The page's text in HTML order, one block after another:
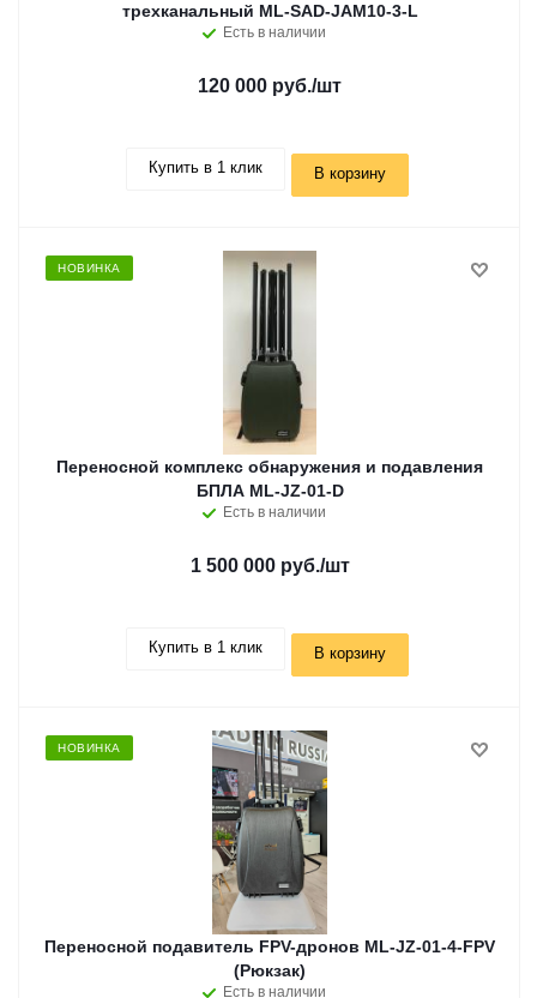
трехканальный ML-SAD-JAM10-3-L
Есть в наличии
120 000 руб./шт
Купить в 1 клик В корзину
НОВИНКА
Переносной комплекс обнаружения и подавления
БПЛА ML-JZ-01-D
Есть в наличии
1 500 000 руб./шт
Купить в 1 клик В корзину
НОВИНКА
Переносной подавитель FPV-дронов ML-JZ-01-4-FPV
(Рюкзак)
Есть в наличии